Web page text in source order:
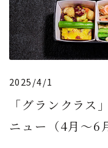
2025/4/1
「グランクラス
ニュー（4月〜6